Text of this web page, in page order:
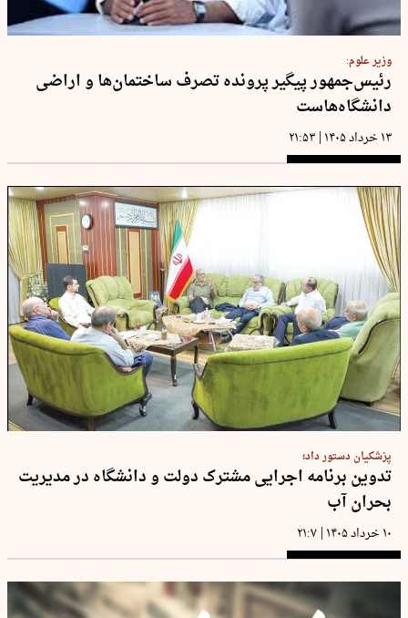
وزیر علوم:
رئیس‌جمهور پیگیر پرونده تصرف ساختمان‌ها و اراضی
دانشگاه‌هاست
۱۳ خرداد ۱۴۰۵ | ۲۱:۵۳
پزشکیان دستور داد؛
تدوین برنامه اجرایی مشترک دولت و دانشگاه در مدیریت
بحران آب
۱۰ خرداد ۱۴۰۵ | ۲۱:۷